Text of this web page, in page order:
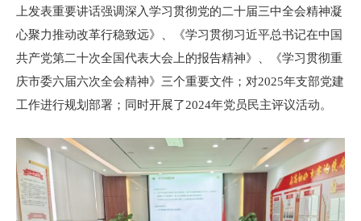
上发表重要讲话强调深入学习贯彻党的二十届三中全会精神凝
心聚力推动改革行稳致远》、《学习贯彻习近平总书记在中国
共产党第二十次全国代表大会上的报告精神》、《学习贯彻重
庆市委六届六次全会精神》三个重要文件；对2025年支部党建
工作进行规划部署；同时开展了2024年党员民主评议活动。